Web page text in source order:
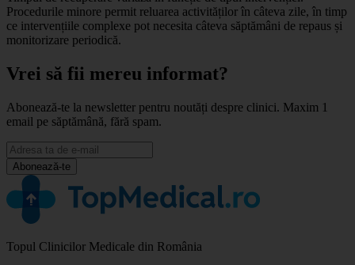
Procedurile minore permit reluarea activităților în câteva zile, în timp
ce intervențiile complexe pot necesita câteva săptămâni de repaus și
monitorizare periodică.
Vrei să fii mereu informat?
Abonează-te la newsletter pentru noutăți despre clinici. Maxim 1
email pe săptămână, fără spam.
Abonează-te
Topul Clinicilor Medicale din România